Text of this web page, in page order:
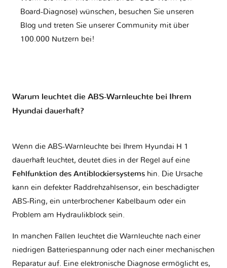
Board-Diagnose) wünschen, besuchen Sie unseren
Blog und treten Sie unserer Community mit über
100.000 Nutzern bei!
Warum leuchtet die ABS-Warnleuchte bei Ihrem
Hyundai dauerhaft?
Wenn die ABS-Warnleuchte bei Ihrem Hyundai H 1
dauerhaft leuchtet, deutet dies in der Regel auf eine
Fehlfunktion des Antiblockiersystems hin. Die Ursache
kann ein defekter Raddrehzahlsensor, ein beschädigter
ABS-Ring, ein unterbrochener Kabelbaum oder ein
Problem am Hydraulikblock sein.
In manchen Fällen leuchtet die Warnleuchte nach einer
niedrigen Batteriespannung oder nach einer mechanischen
Reparatur auf. Eine elektronische Diagnose ermöglicht es,